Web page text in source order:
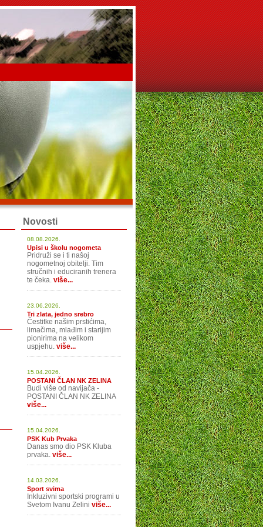
Novosti
08.08.2026.
Upisi u školu nogometa
Pridruži se i ti našoj
nogometnoj obitelji. Tim
stručnih i educiranih trenera
te čeka. više...
23.06.2026.
Tri zlata, jedno srebro
Čestitke našim prstićima,
limačima, mlađim i starijim
pionirima na velikom
uspjehu. više...
15.04.2026.
POSTANI ČLAN NK ZELINA
Budi više od navijača -
POSTANI ČLAN NK ZELINA
više...
15.04.2026.
PSK Kub Prvaka
Danas smo dio PSK Kluba
prvaka. više...
14.03.2026.
Sport svima
Inkluzivni sportski programi u
Svetom Ivanu Zelini više...